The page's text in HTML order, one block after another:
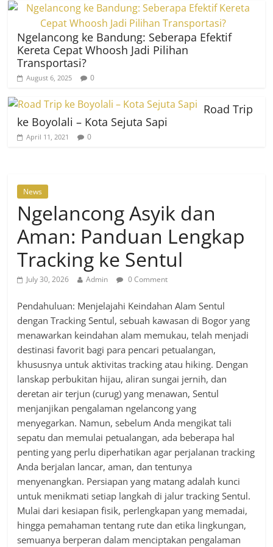
Ngelancong ke Bandung: Seberapa Efektif
Kereta Cepat Whoosh Jadi Pilihan
Transportasi?
August 6, 2025 0
Road Trip
ke Boyolali – Kota Sejuta Sapi
April 11, 2021 0
News
Ngelancong Asyik dan
Aman: Panduan Lengkap
Tracking ke Sentul
July 30, 2026 Admin 0 Comment
Pendahuluan: Menjelajahi Keindahan Alam Sentul
dengan Tracking Sentul, sebuah kawasan di Bogor yang
menawarkan keindahan alam memukau, telah menjadi
destinasi favorit bagi para pencari petualangan,
khususnya untuk aktivitas tracking atau hiking. Dengan
lanskap perbukitan hijau, aliran sungai jernih, dan
deretan air terjun (curug) yang menawan, Sentul
menjanjikan pengalaman ngelancong yang
menyegarkan. Namun, sebelum Anda mengikat tali
sepatu dan memulai petualangan, ada beberapa hal
penting yang perlu diperhatikan agar perjalanan tracking
Anda berjalan lancar, aman, dan tentunya
menyenangkan. Persiapan yang matang adalah kunci
untuk menikmati setiap langkah di jalur tracking Sentul.
Mulai dari kesiapan fisik, perlengkapan yang memadai,
hingga pemahaman tentang rute dan etika lingkungan,
semuanya berperan dalam menciptakan pengalaman